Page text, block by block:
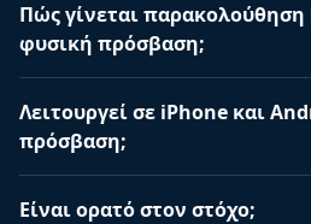
Πώς γίνεται παρακολούθηση
φυσική πρόσβαση;
Λειτουργεί σε iPhone και
πρόσβαση;
Είναι ορατό στον στόχο;